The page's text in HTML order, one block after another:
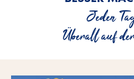
Jeden
Überall auf
Mehr